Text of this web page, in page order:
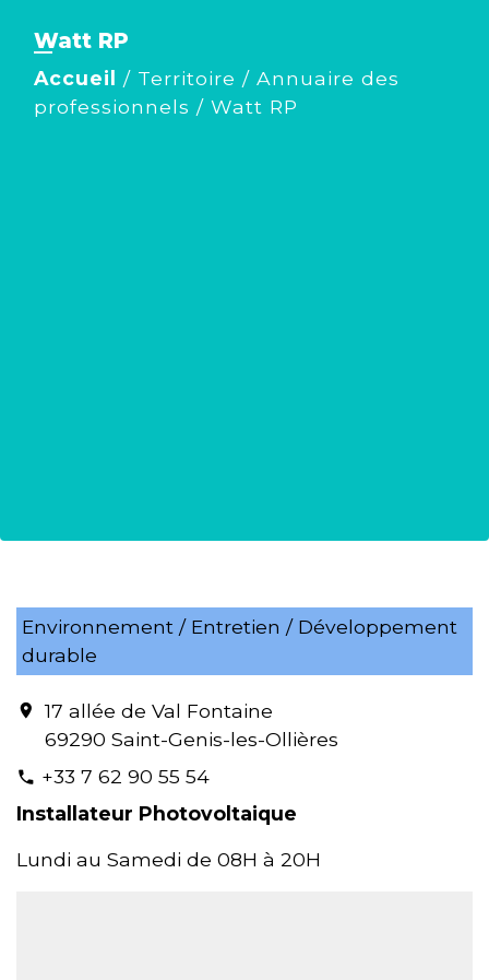
Watt RP
Accueil / Territoire / Annuaire des
professionnels / Watt RP
Environnement / Entretien / Développement
durable
location_on
17 allée de Val Fontaine
69290 Saint-Genis-les-Ollières
phone +33 7 62 90 55 54
Installateur Photovoltaique
Lundi au Samedi de 08H à 20H